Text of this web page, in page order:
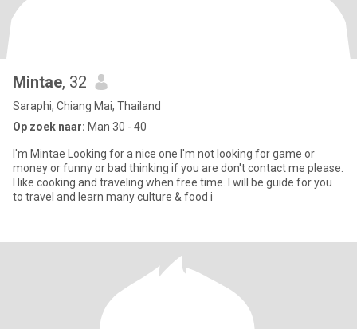
Mintae, 32
Saraphi, Chiang Mai, Thailand
Op zoek naar: Man 30 - 40
I'm Mintae Looking for a nice one I'm not looking for game or
money or funny or bad thinking if you are don't contact me please.
I like cooking and traveling when free time. I will be guide for you
to travel and learn many culture & food i